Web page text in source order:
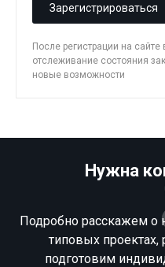
Зарегистрироваться
После регистрации на
отслеживание состояния
новые возможности
Нужна
Подробно расскажем о
типовых проектах,
подготовим